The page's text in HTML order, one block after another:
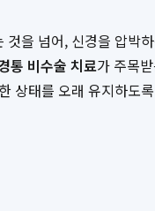
을 넘어, 신경을 압박
통 비수술 치료가 주목
상태를 오래 유지하도